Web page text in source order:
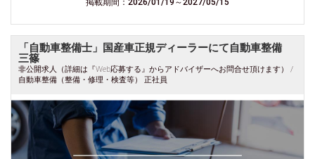
掲載期間：2026/01/19～2027/05/15
「自動車整備士」国産車正規ディーラーにて自動車整備
三篠
非公開求人（詳細は『Web応募する』からアドバイザーへお問合せ頂けます） /
自動車整備（整備・修理・検査等） 正社員